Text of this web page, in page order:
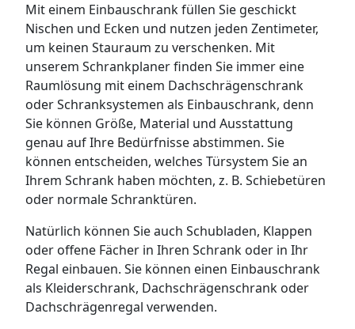
Mit einem Einbauschrank füllen Sie geschickt
Nischen und Ecken und nutzen jeden Zentimeter,
um keinen Stauraum zu verschenken. Mit
unserem Schrankplaner finden Sie immer eine
Raumlösung mit einem Dachschrägenschrank
oder Schranksystemen als Einbauschrank, denn
Sie können Größe, Material und Ausstattung
genau auf Ihre Bedürfnisse abstimmen. Sie
können entscheiden, welches Türsystem Sie an
Ihrem Schrank haben möchten, z. B. Schiebetüren
oder normale Schranktüren.
Natürlich können Sie auch Schubladen, Klappen
oder offene Fächer in Ihren Schrank oder in Ihr
Regal einbauen. Sie können einen Einbauschrank
als Kleiderschrank, Dachschrägenschrank oder
Dachschrägenregal verwenden.